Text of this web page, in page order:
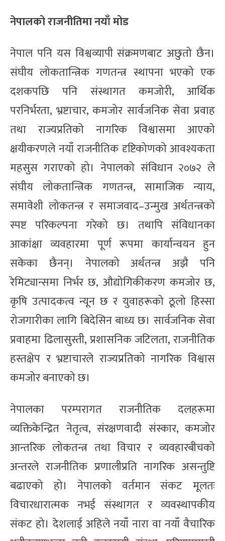
नेपालको राजनीतिमा नयाँ मोड
नेपाल पनि यस विश्वव्यापी संक्रमणबाट अछुतो छैन।
संघीय लोकतान्त्रिक गणतन्त्र स्थापना भएको एक
दशकपछि पनि संस्थागत कमजोरी, आर्थिक
परनिर्भरता, भ्रष्टाचार, कमजोर सार्वजनिक सेवा प्रवाह
तथा राज्यप्रतिको नागरिक विश्वासमा आएको
क्षयीकरणले नयाँ राजनीतिक दृष्टिकोणको आवश्यकता
महसुस गराएको हो। नेपालको संविधान २०७२ ले
संघीय लोकतान्त्रिक गणतन्त्र, सामाजिक न्याय,
समावेशी लोकतन्त्र र समाजवाद–उन्मुख अर्थतन्त्रको
स्पष्ट परिकल्पना गरेको छ। तथापि संविधानका
आकांक्षा व्यवहारमा पूर्ण रूपमा कार्यान्वयन हुन
सकेका छैनन्। नेपालको अर्थतन्त्र अझै पनि
रेमिट्यान्समा निर्भर छ, औद्योगिकीकरण कमजोर छ,
कृषि उत्पादकत्व न्यून छ र युवाहरूको ठूलो हिस्सा
रोजगारीका लागि बिदेसिन बाध्य छ। सार्वजनिक सेवा
प्रवाहमा ढिलासुस्ती, प्रशासनिक जटिलता, राजनीतिक
हस्तक्षेप र भ्रष्टाचारले राज्यप्रतिको नागरिक विश्वास
कमजोर बनाएको छ।
नेपालका परम्परागत राजनीतिक दलहरूमा
व्यक्तिकेन्द्रित नेतृत्व, संरक्षणवादी संस्कार, कमजोर
आन्तरिक लोकतन्त्र तथा विचार र व्यवहारबीचको
अन्तरले राजनीतिक प्रणालीप्रति नागरिक असन्तुष्टि
बढाएको हो। नेपालको वर्तमान संकट मूलतः
विचारधारात्मक नभई संस्थागत र व्यवस्थापकीय
संकट हो। देशलाई अहिले नयाँ नारा वा नयाँ वैचारिक